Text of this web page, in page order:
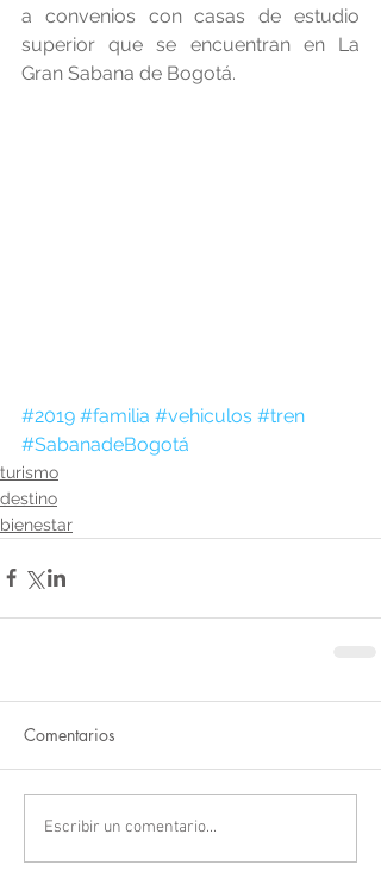
a convenios con casas de estudio
superior que se encuentran en La
Gran Sabana de Bogotá.
#2019 #familia #vehiculos #tren
#SabanadeBogotá
turismo
destino
bienestar
Comentarios
Escribir un comentario...